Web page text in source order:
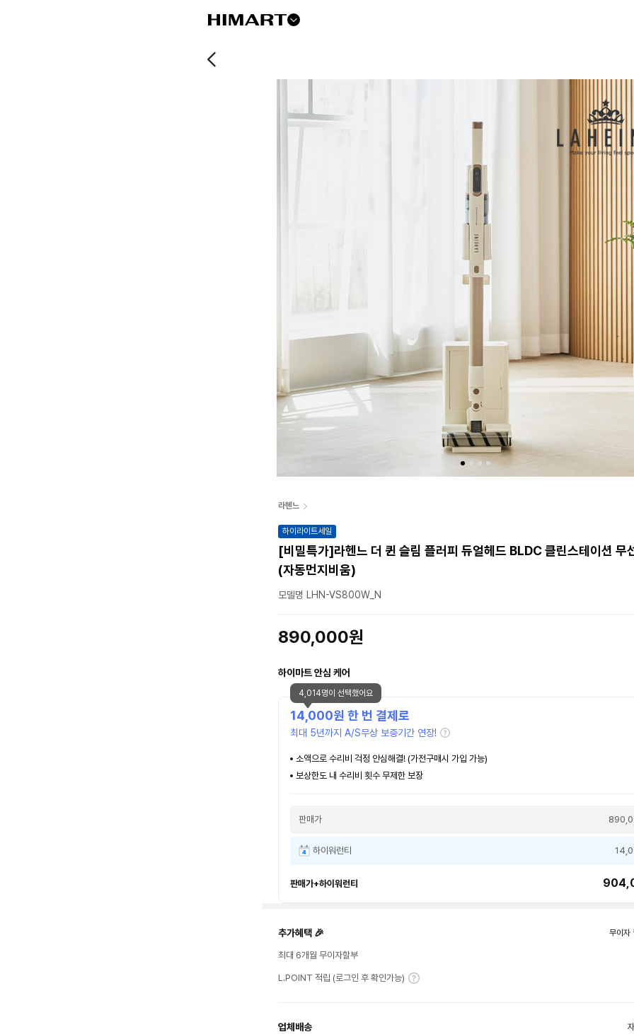
라헨느
하이라이트세일
[비밀특가]라헨느 더 퀸 슬림 플러피 듀얼헤드 BLDC 클린스테이션 무
(자동먼지비움)
모델명 LHN-VS800W_N
890,000원
하이마트 안심 케어
14,000원 한 번 결제로
최대 5년까지 A/S무상 보증기간 연장!
소액으로 수리비 걱정 안심해결! (가전구매시 가입 가능)
보상한도 내 수리비 횟수 무제한 보장
판매가
하이워런티
판매가+하이워런티
4,014명이 선택했어요
추가혜택 🎉 무이자
최대 6개월 무이자할부
L.POINT 적립 (로그인 후 확인가능)
업체배송